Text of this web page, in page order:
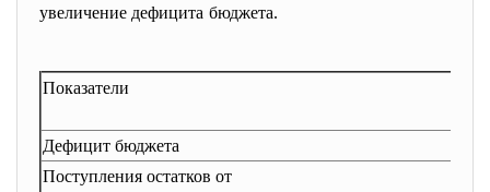
увеличение дефицита бюджета.
Показатели
Дефицит бюджета
Поступления остатков от